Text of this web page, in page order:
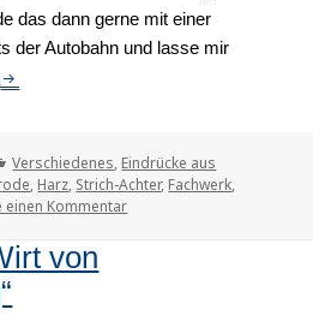
das dann gerne mit einer
der Autobahn und lasse mir
Republik
Kategorien
Verschiedenes, Eindrücke aus
, Harz, Strich-Achter, Fachwerk,
einen Kommentar
von